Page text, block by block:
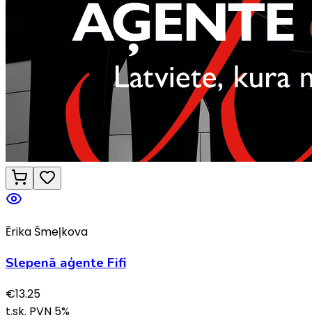
Ērika Šmeļkova
Slepenā aģente Fifi
€13.25
t.sk. PVN 5%